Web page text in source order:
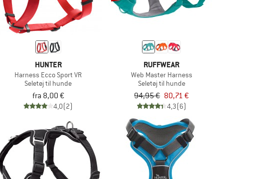
HUNTER
Harness Ecco Sport VR
Seletøj til hunde
fra 8,00 €
4,0(2)
RUFFWEAR
Web Master Harness
Seletøj til hunde
94,95 € 80,71 €
4,3(6)